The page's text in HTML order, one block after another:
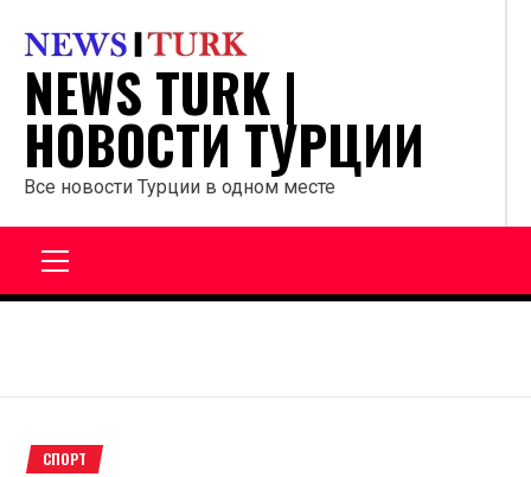
содержанию
NEWS TURK |
НОВОСТИ ТУРЦИИ
Все новости Турции в одном месте
СПОРТ